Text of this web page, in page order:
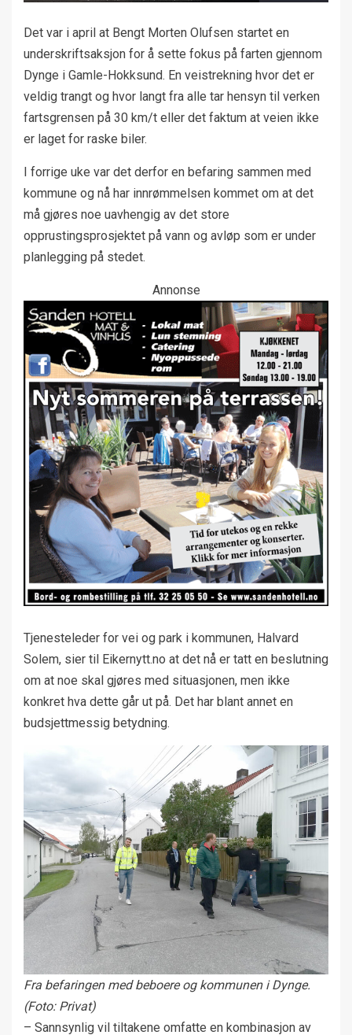
Det var i april at Bengt Morten Olufsen startet en
underskriftsaksjon for å sette fokus på farten gjennom
Dynge i Gamle-Hokksund. En veistrekning hvor det er
veldig trangt og hvor langt fra alle tar hensyn til verken
fartsgrensen på 30 km/t eller det faktum at veien ikke
er laget for raske biler.
I forrige uke var det derfor en befaring sammen med
kommune og nå har innrømmelsen kommet om at det
må gjøres noe uavhengig av det store
opprustingsprosjektet på vann og avløp som er under
planlegging på stedet.
Annonse
Tjenesteleder for vei og park i kommunen, Halvard
Solem, sier til Eikernytt.no at det nå er tatt en beslutning
om at noe skal gjøres med situasjonen, men ikke
konkret hva dette går ut på. Det har blant annet en
budsjettmessig betydning.
Fra befaringen med beboere og kommunen i Dynge.
(Foto: Privat)
– Sannsynlig vil tiltakene omfatte en kombinasjon av